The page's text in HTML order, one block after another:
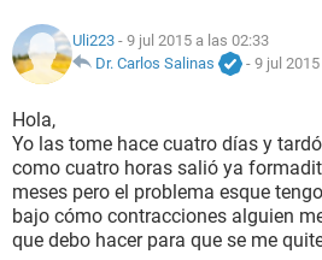
NUTRICIÓN
BIENESTAR
SEXUALIDAD
GLOSARIO
Uli223 - 9 jul 2015 a las 02:33
Dr. Carlos Salinas
- 9 jul
Hola,
Yo las tome hace cuatro días y
como cuatro horas salió ya
meses pero el problema esque
bajo cómo contracciones alguien
que debo hacer para que se me